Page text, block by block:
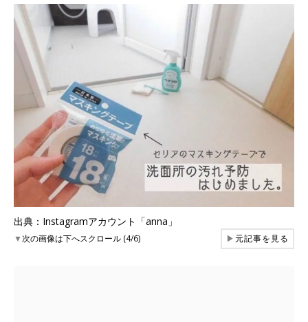
出典：Instagramアカウント「anna」
▼次の画像は下へスクロール (4/6) ▶元記事を見る